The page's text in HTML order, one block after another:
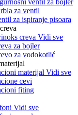
ventil za bojler
za ventil
za ispiranje pisoara
creva Vidi sve
za bojler
za vodokotlić
materijal Vidi sve
cevi
fiting
Vidi sve